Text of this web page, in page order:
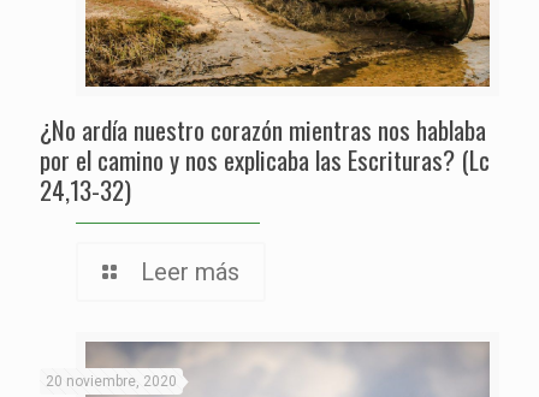
¿No ardía nuestro corazón mientras nos hablaba
por el camino y nos explicaba las Escrituras? (Lc
24,13-32)
Leer más
20 noviembre, 2020